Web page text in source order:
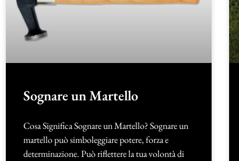
Sognare un Martello
Cosa Significa Sognare un Martello? Sognare un
martello può simboleggiare potere, forza e
determinazione. Può riflettere la tua volontà di